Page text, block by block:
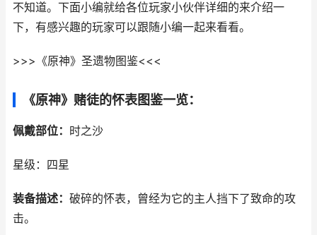
不知道。下面小编就给各位玩家小伙伴详细的来介绍一
下，有感兴趣的玩家可以跟随小编一起来看看。
>>>《原神》圣遗物图鉴<<<
《原神》赌徒的怀表图鉴一览：
佩戴部位： 时之沙
星级：四星
装备描述： 破碎的怀表，曾经为它的主人挡下了致命的攻
击。